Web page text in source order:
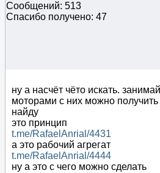
Сообщений: 513
Спасибо получено: 47
ну а насчёт чёто искать.
моторами с них можно
найду
это принцип
t.me/RafaelAnrial/4431
а это рабочий агрегат
t.me/RafaelAnrial/4444
ну а это с чего можно сделать